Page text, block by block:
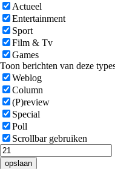
Actueel
Entertainment
Sport
Film & Tv
Games
Toon berichten van deze
Weblog
Column
(P)review
Special
Poll
Scrollbar gebruiken
opslaan